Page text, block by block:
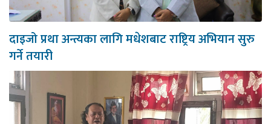
दाइजो प्रथा अन्त्यका लागि मधेशबाट राष्ट्रिय अभियान सुरु
गर्ने तयारी